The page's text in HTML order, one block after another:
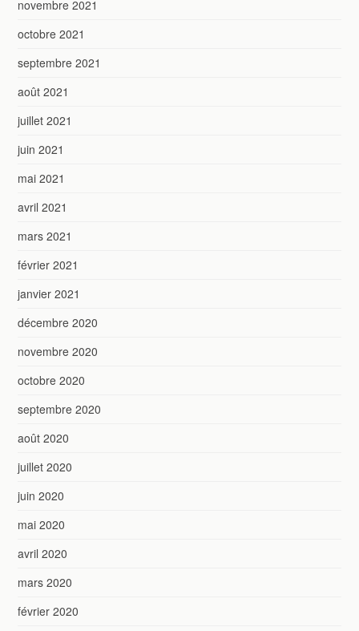
novembre 2021
octobre 2021
septembre 2021
août 2021
juillet 2021
juin 2021
mai 2021
avril 2021
mars 2021
février 2021
janvier 2021
décembre 2020
novembre 2020
octobre 2020
septembre 2020
août 2020
juillet 2020
juin 2020
mai 2020
avril 2020
mars 2020
février 2020